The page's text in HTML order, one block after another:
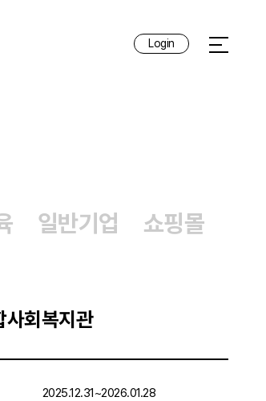
Login
전체메뉴
일반기업 쇼핑몰
사회복지관
2025.12.31~2026.01.28